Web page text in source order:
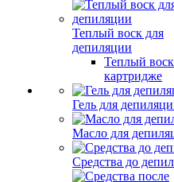
Теплый воск для
депиляции
Теплый
картридже
Гель для
Масло для
Средства до